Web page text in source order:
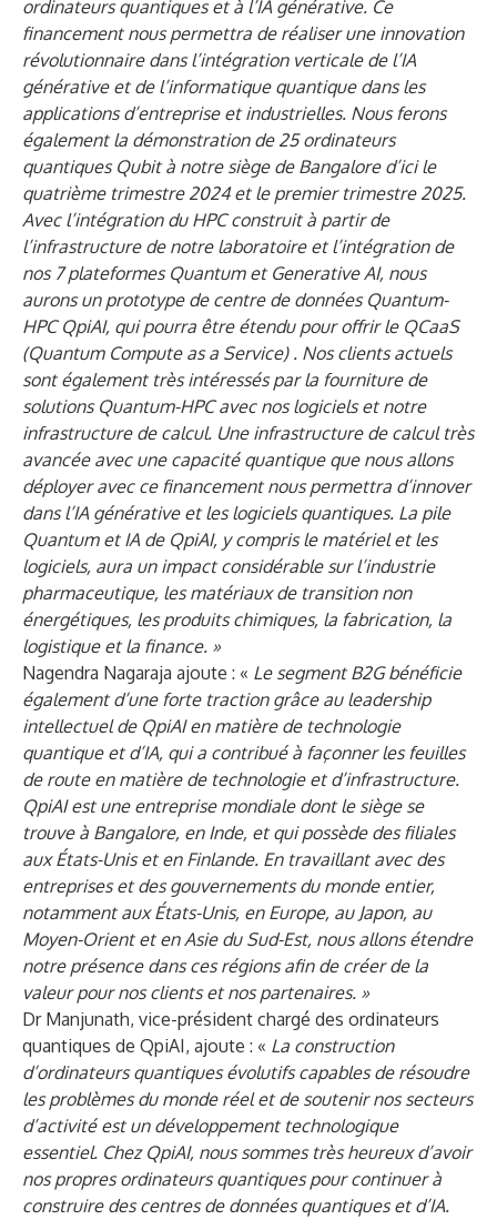
ordinateurs quantiques et à l’IA générative. Ce
financement nous permettra de réaliser une innovation
révolutionnaire dans l’intégration verticale de l’IA
générative et de l’informatique quantique dans les
applications d’entreprise et industrielles. Nous ferons
également la démonstration de 25 ordinateurs
quantiques Qubit à notre siège de Bangalore d’ici le
quatrième trimestre 2024 et le premier trimestre 2025.
Avec l’intégration du HPC construit à partir de
l’infrastructure de notre laboratoire et l’intégration de
nos 7 plateformes Quantum et Generative AI, nous
aurons un prototype de centre de données Quantum-
HPC QpiAI, qui pourra être étendu pour offrir le QCaaS
(Quantum Compute as a Service) . Nos clients actuels
sont également très intéressés par la fourniture de
solutions Quantum-HPC avec nos logiciels et notre
infrastructure de calcul. Une infrastructure de calcul très
avancée avec une capacité quantique que nous allons
déployer avec ce financement nous permettra d’innover
dans l’IA générative et les logiciels quantiques. La pile
Quantum et IA de QpiAI, y compris le matériel et les
logiciels, aura un impact considérable sur l’industrie
pharmaceutique, les matériaux de transition non
énergétiques, les produits chimiques, la fabrication, la
logistique et la finance. »
Nagendra Nagaraja ajoute : « Le segment B2G bénéficie
également d’une forte traction grâce au leadership
intellectuel de QpiAI en matière de technologie
quantique et d’IA, qui a contribué à façonner les feuilles
de route en matière de technologie et d’infrastructure.
QpiAI est une entreprise mondiale dont le siège se
trouve à Bangalore, en Inde, et qui possède des filiales
aux États-Unis et en Finlande. En travaillant avec des
entreprises et des gouvernements du monde entier,
notamment aux États-Unis, en Europe, au Japon, au
Moyen-Orient et en Asie du Sud-Est, nous allons étendre
notre présence dans ces régions afin de créer de la
valeur pour nos clients et nos partenaires. »
Dr Manjunath, vice-président chargé des ordinateurs
quantiques de QpiAI, ajoute : « La construction
d’ordinateurs quantiques évolutifs capables de résoudre
les problèmes du monde réel et de soutenir nos secteurs
d’activité est un développement technologique
essentiel. Chez QpiAI, nous sommes très heureux d’avoir
nos propres ordinateurs quantiques pour continuer à
construire des centres de données quantiques et d’IA.